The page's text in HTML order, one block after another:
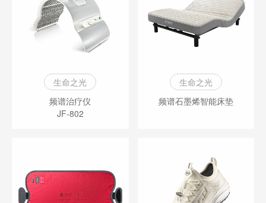
生命之光
频谱治疗仪
JF-802
生命之光
频谱石墨烯智能床垫